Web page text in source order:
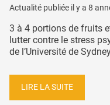
Actualité publiée il y a 8
3 à 4 portions de fruits
lutter contre le stress
de l’Université de
LIRE LA SUITE